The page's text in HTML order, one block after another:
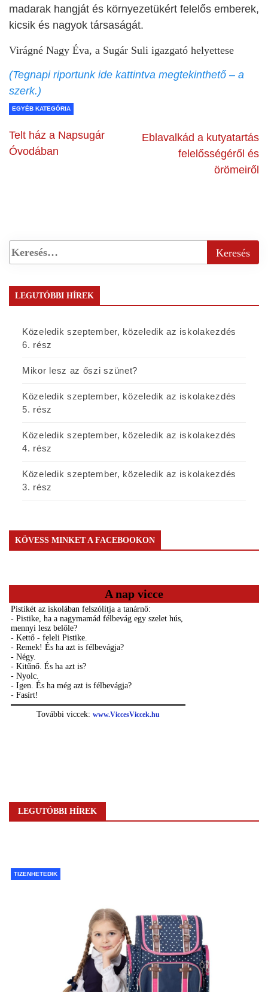
madarak hangját és környezetükért felelős emberek,
kicsik és nagyok társaságát.
Virágné Nagy Éva, a Sugár Suli igazgató helyettese
(Tegnapi riportunk ide kattintva megtekinthető – a
szerk.)
EGYÉB KATEGÓRIA
Telt ház a Napsugár
Óvodában
Eblavalkád a kutyatartás
felelősségéről és
örömeiről
LEGUTÓBBI HÍREK
Közeledik szeptember, közeledik az iskolakezdés
6. rész
Mikor lesz az őszi szünet?
Közeledik szeptember, közeledik az iskolakezdés
5. rész
Közeledik szeptember, közeledik az iskolakezdés
4. rész
Közeledik szeptember, közeledik az iskolakezdés
3. rész
KÖVESS MINKET A FACEBOOKON
A nap vicce
LEGUTÓBBI HÍREK
TIZENHETEDIK